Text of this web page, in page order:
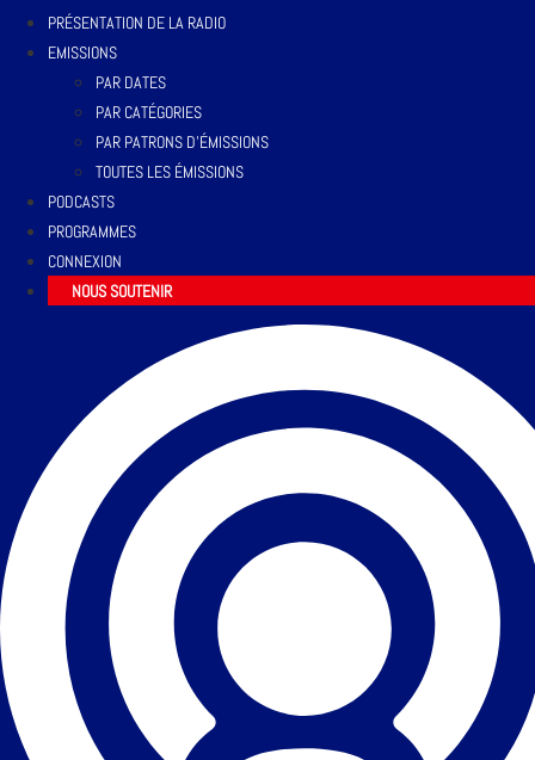
PRÉSENTATION DE LA RADIO
EMISSIONS
PAR DATES
PAR CATÉGORIES
PAR PATRONS D’ÉMISSIONS
TOUTES LES ÉMISSIONS
PODCASTS
PROGRAMMES
CONNEXION
NOUS SOUTENIR